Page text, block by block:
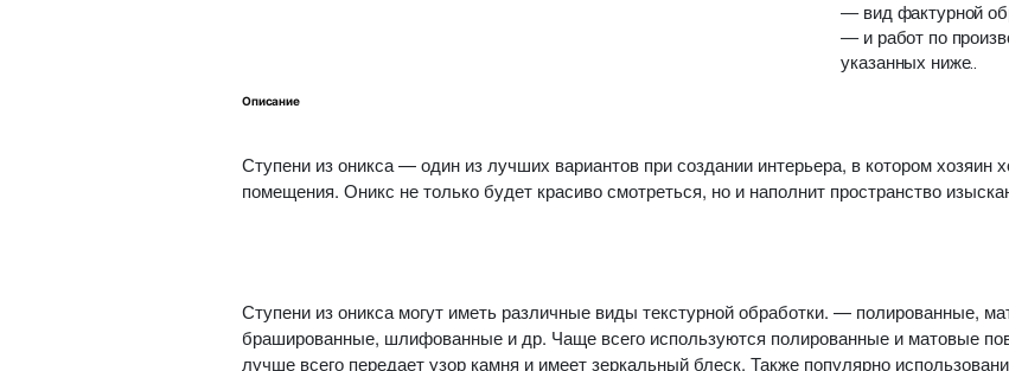
— вид фактурной
— и работ по
указанных ниже..
Описание
Ступени из оникса — один из лучших вариантов при создании интерьера, в котором хозяин
помещения. Оникс не только будет красиво смотреться, но и наполнит пространство
Ступени из оникса могут иметь различные виды текстурной обработки. — полированные,
брашированные, шлифованные и др. Чаще всего используются полированные и матовые
лучше всего передает узор камня и имеет зеркальный блеск. Также популярно